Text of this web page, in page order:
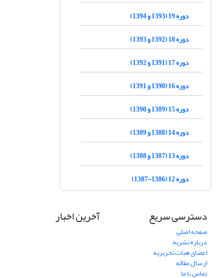
دوره 19 (1393 و 1394)
دوره 18 (1392 و 1393)
دوره 17 (1391 و 1392)
دوره 16 (1390 و 1391)
دوره 15 (1389 و 1390)
دوره 14 (1388 و 1389)
دوره 13 (1387 و 1388)
دوره 12 (1386-1387)
دسترسی سریع
صفحه اصلی
درباره نشریه
اعضای هیات تحریریه
ارسال مقاله
تماس با ما
آخرین اخبار